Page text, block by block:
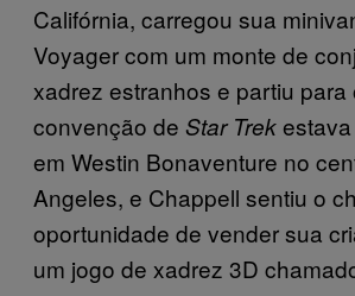
Califórnia, carregou sua
Voyager com um monte de
xadrez estranhos e partiu para
convenção de Star Trek
em Westin Bonaventure no
Angeles, e Chappell sentiu o
oportunidade de vender sua
um jogo de xadrez 3D